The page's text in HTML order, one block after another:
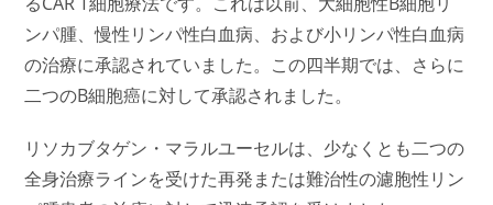
ンパ腫、慢性リンパ性白血病、および小リンパ性白血病
の治療に承認されていました。この四半期では、さらに
二つのB細胞癌に対して承認されました。
リソカブタゲン・マラルユーセルは、少なくとも二つの
全身治療ラインを受けた再発または難治性の濾胞性リン